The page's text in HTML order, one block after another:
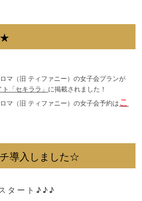
★
マ（旧 ティファニー）の女子会プランが
「セキララ」 に掲載されました！
マ（旧 ティファニー）の女子会予約はこ
導入しました☆
タート♪♪♪